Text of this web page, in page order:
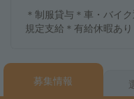
＊制服貸与＊車・バイ
規定支給＊有給休暇あり
募集情報